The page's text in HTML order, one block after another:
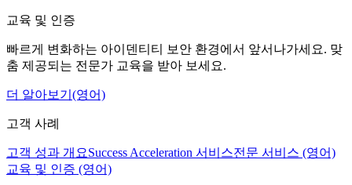
교육 및 인증
빠르게 변화하는 아이덴티티 보안 환경에서 앞서나가세요. 맞
춤 제공되는 전문가 교육을 받아 보세요.
더 알아보기(영어)
고객 사례
고객 성과 개요Success Acceleration 서비스전문 서비스 (영어)
교육 및 인증 (영어)